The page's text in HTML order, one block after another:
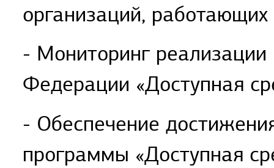
организаций,
- Мониторинг реализации
Федерации «Доступная
- Обеспечение
программы «Доступная